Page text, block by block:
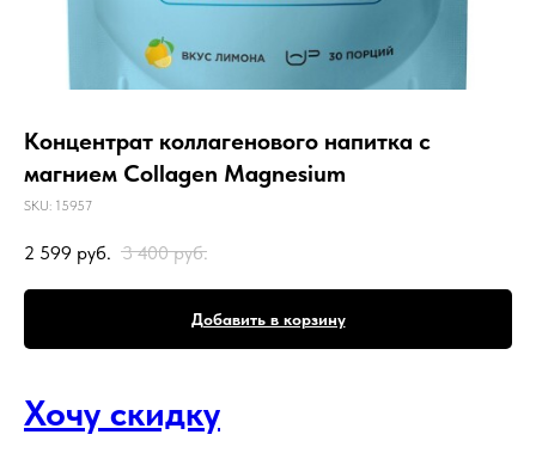
Концентрат коллагенового напитка с
магнием Collagen Magnesium
SKU: 15957
2 599 руб. 3 400 руб.
Добавить в корзину
Хочу скидку